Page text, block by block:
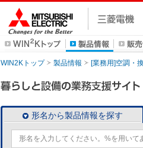
WIN2Kトップ 製品情報 [業務用]空調・
形名から製品情報を探す